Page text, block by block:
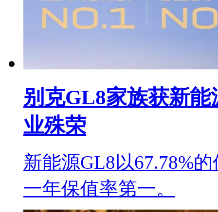
别克GL8家族获新
业殊荣
新能源GL8以67.78%
一年保值率第一。